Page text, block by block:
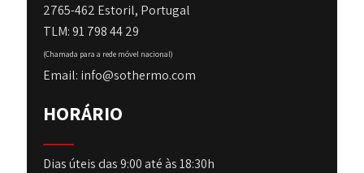
2765-462 Estoril, Portugal
TLM: 91 798 44 29
(Chamada para a rede móvel nacional)
Email: info@sothermo.com
HORÁRIO
Dias úteis das 9:00 até às 18:30h